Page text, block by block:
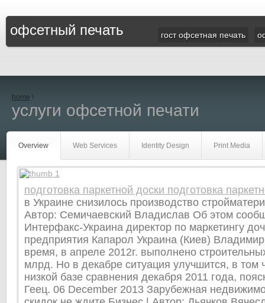
офсетный печать гост офсетная печать
home \
услуги офсетной печати
Overview Web Services Identity Design Print Media
подготовка паркетной доски подготовка
в Украине снизилось производство
Автор: Семичаевский Владислав Об этом
Интерфакс-Украина директор по маркетингу
предприятия Капарол Украина (Киев)
время, в апреле 2012г. выполнено
млрд. Но в декабре ситуация улучшится, в том
низкой базе сравнения декабря 2011 года,
Геец. 06 December 2013 Зарубежная